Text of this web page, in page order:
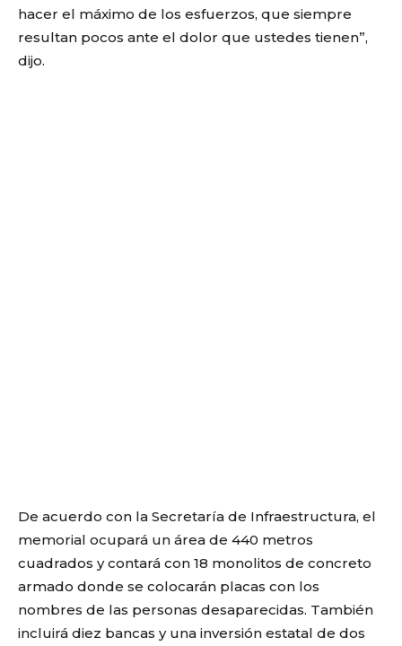
hacer el máximo de los esfuerzos, que siempre
resultan pocos ante el dolor que ustedes tienen”,
dijo.
De acuerdo con la Secretaría de Infraestructura, el
memorial ocupará un área de 440 metros
cuadrados y contará con 18 monolitos de concreto
armado donde se colocarán placas con los
nombres de las personas desaparecidas. También
incluirá diez bancas y una inversión estatal de dos